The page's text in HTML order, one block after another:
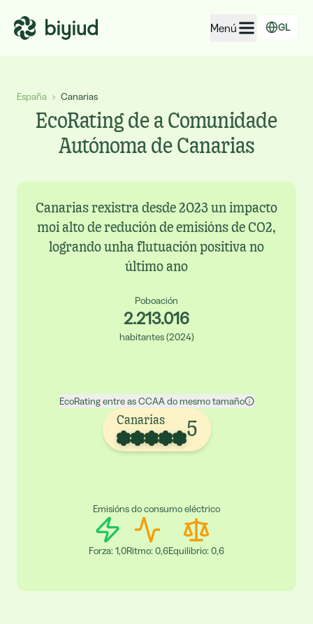
Menú
Para xente
Para administracións
Para empresas
GL
España › Canarias
EcoRating de a Comunidade
Autónoma de Canarias
Canarias rexistra desde 2023 un impacto
moi alto de redución de emisións de CO2,
logrando unha flutuación positiva no
último ano
Poboación
2.213.016
habitantes(2024)
EcoRating entre as CCAA do mesmo tamaño
Canarias
5
Emisións do consumo eléctrico
Forza:1,0Ritmo:0,6Equilibrio:0,6